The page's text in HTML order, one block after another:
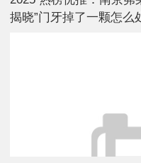
揭晓”门牙掉了一颗怎么